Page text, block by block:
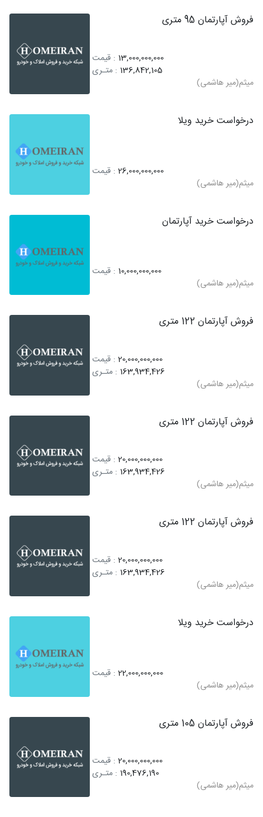
فروش آپارتمان 95 متری
13,000,000,000 : قیمت
136,842,105 : متـری
میثم(میر هاشمی)
درخواست خرید ویلا
26,000,000,000 : قیمت
میثم(میر هاشمی)
درخواست خرید آپارتمان
10,000,000,000 : قیمت
میثم(میر هاشمی)
فروش آپارتمان 122 متری
20,000,000,000 : قیمت
163,934,426 : متـری
میثم(میر هاشمی)
فروش آپارتمان 122 متری
20,000,000,000 : قیمت
163,934,426 : متـری
میثم(میر هاشمی)
فروش آپارتمان 122 متری
20,000,000,000 : قیمت
163,934,426 : متـری
میثم(میر هاشمی)
درخواست خرید ویلا
22,000,000,000 : قیمت
میثم(میر هاشمی)
فروش آپارتمان 105 متری
20,000,000,000 : قیمت
190,476,190 : متـری
میثم(میر هاشمی)